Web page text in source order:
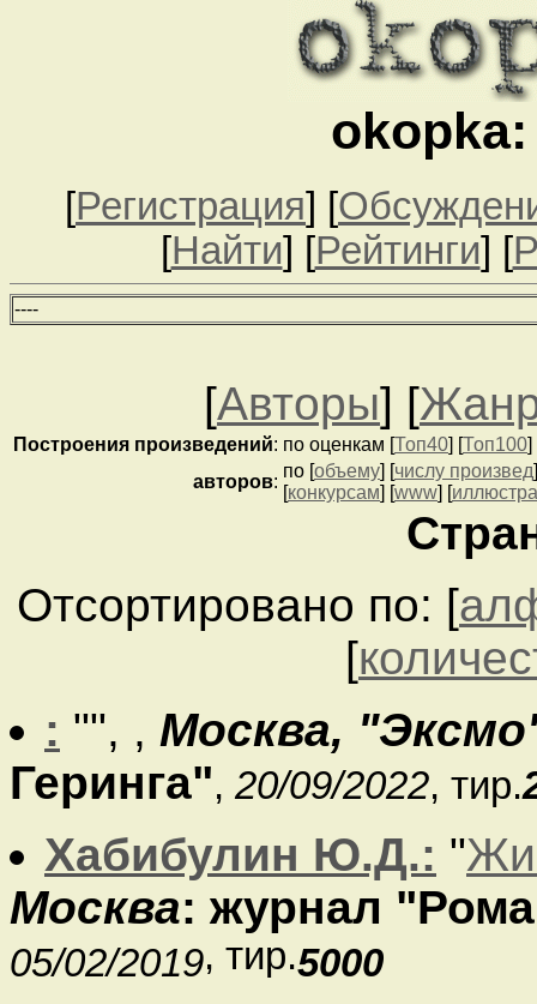
[Регистрация] [
[Найти] [Рейтинги] [
----
[Авторы] [
Построения произведений: по оценкам [Топ40] [Топ100]
авторов:
по [объему] [числу произвед
[конкурсам] [www] [
Отсортировано по: [
[
: "", , Москва,
Геринга", 20/09/2022, тир.
Хабибулин Ю.Д.: "
Москва: журнал
05/02/2019, тир.5000